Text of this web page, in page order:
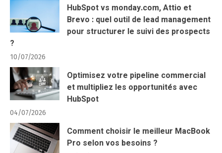
HubSpot vs monday.com, Attio et
Brevo : quel outil de lead management
pour structurer le suivi des prospects
?
10/07/2026
Optimisez votre pipeline commercial
et multipliez les opportunités avec
HubSpot
04/07/2026
Comment choisir le meilleur MacBook
Pro selon vos besoins ?